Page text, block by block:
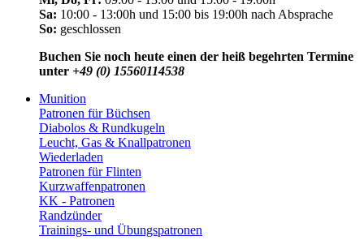
Sa: 10:00 - 13:00h und 15:00 bis 19:00h nach Absprache
So: geschlossen
Buchen Sie noch heute einen der heiß begehrten Termine
unter +49 (0) 15560114538
Munition
Patronen für Büchsen
Diabolos & Rundkugeln
Leucht, Gas & Knallpatronen
Wiederladen
Patronen für Flinten
Kurzwaffenpatronen
KK - Patronen
Randzünder
Trainings- und Übungspatronen